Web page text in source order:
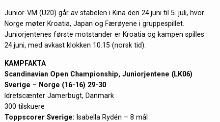
Junior-VM (U20) går av stabelen i Kina den 24.juni til 5. juli, hvor
Norge møter Kroatia, Japan og Færøyene i gruppespillet.
Juniorjentenes første motstander er Kroatia og kampen spilles
24.juni, med avkast klokken 10.15 (norsk tid).
KAMPFAKTA
Scandinavian Open Championship, Juniorjentene (LK06)
Sverige – Norge (16-16) 29-30
Idretscænter Jamerbugt, Danmark
300 tilskuere
Toppscorer Sverige: Isabella Rydén – 8 mål